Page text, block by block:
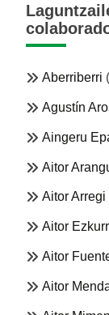
Aberriberri
Agustín
Aingeru
Aitor
Aitor Arregi
Aitor
Aitor
Aitor